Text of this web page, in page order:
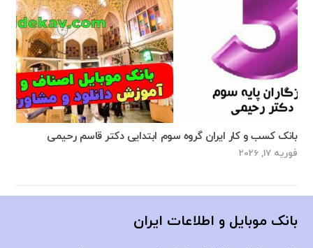
بانک کسب و کار ایران گروه سوم ابتدایی دکتر قاسم رحیمی
فوریه 17, 2026
بانک موبایل و اطلاعات ایران